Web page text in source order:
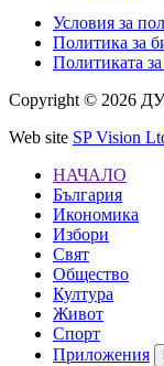
Условия за
Политика за
Политиката
Copyright © 2026
Web site SP Vision
НАЧАЛО
България
Икономика
Избори
Свят
Общество
Култура
Живот
Спорт
Приложения